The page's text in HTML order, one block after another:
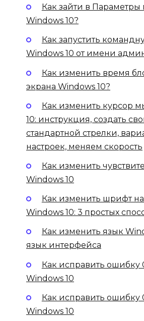
Как зайти в Параметры
Windows 10?
Как запустить
Windows 10 от имени
Как изменить время
экрана Windows 10?
Как изменить курсор
10: инструкция, создать
стандартной стрелки,
настроек, меняем скорость
Как изменить
Windows 10
Как изменить шрифт
Windows 10: 3 простых
Как изменить язык
язык интерфейса
Как исправить ошибку
Windows 10
Как исправить ошибку
Windows 10